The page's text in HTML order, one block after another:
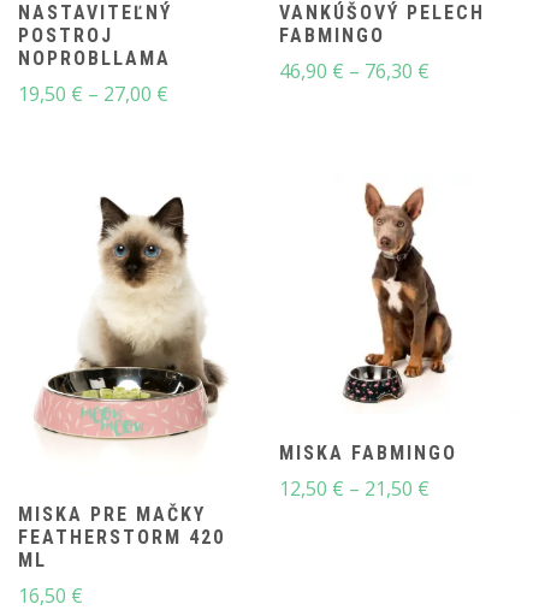
NASTAVITEĽNÝ
POSTROJ
NOPROBLLAMA
19,50 € – 27,00 €
27,00 €
VANKÚŠOVÝ PELECH
FABMINGO
46,90 € – 76,30 €
MISKA PRE MAČKY
FEATHERSTORM 420
ML
16,50 €
MISKA FABMINGO
12,50 € – 21,50 €